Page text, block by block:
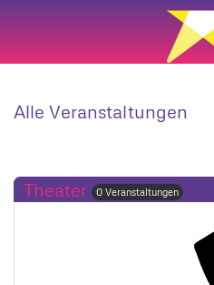
Zum Hauptinhalt springen
Alle Veranstaltungen
Theater 0 Veranstaltungen